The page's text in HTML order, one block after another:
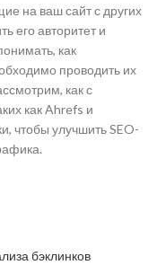
на ваш сайт с других
его авторитет и
как
проводить их
как с
как Ahrefs и
чтобы улучшить SEO-
бэклинков